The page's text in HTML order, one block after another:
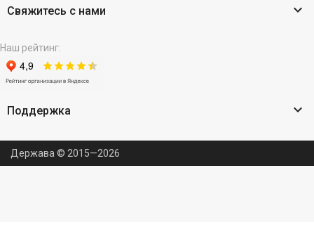
Свяжитесь с нами 
Наш рейтинг:
Поддержка 
Держава © 2015—2026